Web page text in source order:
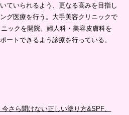
ていられるよう、更なる高みを目指し
グ医療を行う。大手美容クリニックで
ックを開院。婦人科・美容皮膚科を
ートできるよう診療を行っている。
さら聞けない正しい塗り方&SPF、